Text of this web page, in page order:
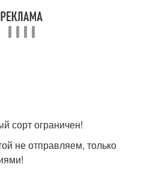
сорт ограничен!
не отправляем, только